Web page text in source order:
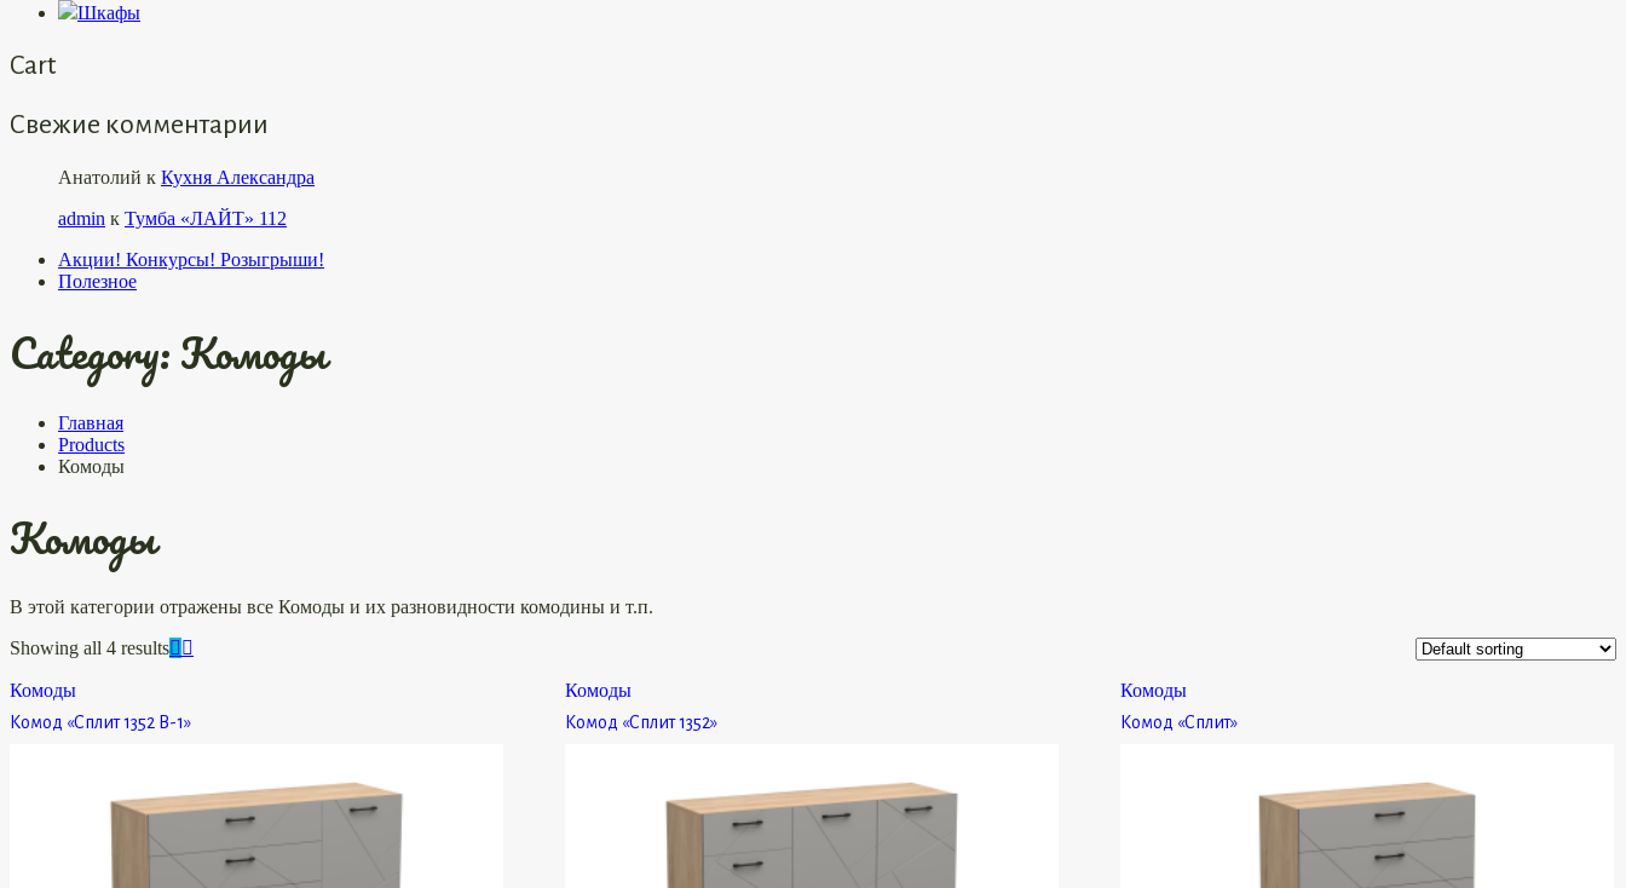
Шкафы
Cart
Свежие комментарии
Анатолий к Кухня Александра
admin к Тумба «ЛАЙТ» 112
Акции! Конкурсы! Розыгрыши!
Полезное
Category:Комоды
Главная
Products
Комоды
Комоды
В этой категории отражены все Комоды и их разновидности комодины и т.п.
Showing all 4 results
Комоды
Комод «Сплит 1352 В-1»
Комоды
Комод «Сплит 1352»
Комоды
Комод «Сплит»